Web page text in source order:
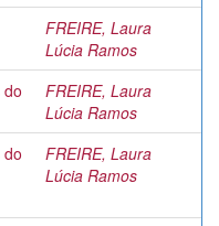
FREIRE, Laura
Lúcia Ramos
FREIRE, Laura
Lúcia Ramos
FREIRE, Laura
Lúcia Ramos